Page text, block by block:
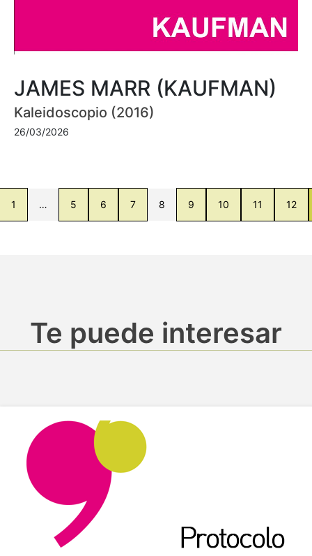
JAMES MARR (KAUFMAN)
Kaleidoscopio (2016)
26/03/2026
1 … 5 6 7 8 9 10 11 12
Te puede interesar